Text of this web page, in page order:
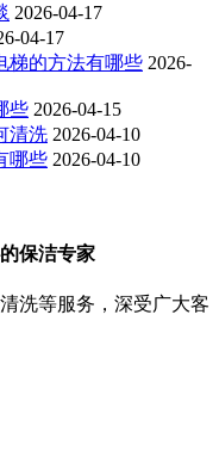
2026-04-17
04-17
梯的方法有哪些 2026-
些 2026-04-15
清洗 2026-04-10
哪些 2026-04-10
保洁专家
洗等服务，深受广大客